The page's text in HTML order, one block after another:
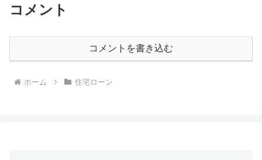
コメント
コメントを書き込む
ホーム 住宅ローン